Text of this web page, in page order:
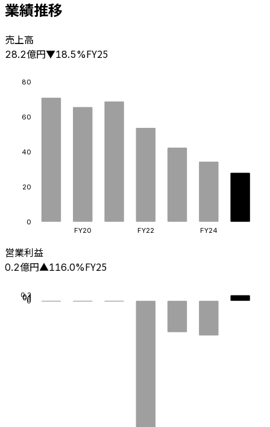
業績推移
売上高
28.2億円▼18.5%FY25
0
20
40
60
80
FY20 FY22 FY24
営業利益
0.2億円▲116.0%FY25
0
0
0.1
0.1
0.2